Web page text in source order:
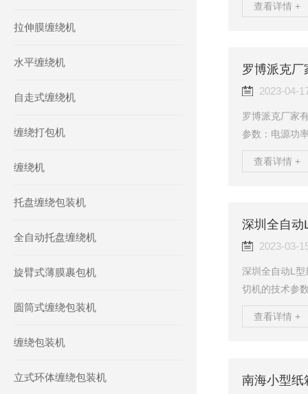
拉伸膜缠绕机
水平缠绕机
自走式缠绕机
缠绕打包机
缠绕机
托盘缠绕包装机
全自动托盘缠绕机
旋臂式薄膜裹包机
圆筒式缠绕包装机
缠绕包装机
立式环体缠绕包装机
到1毫秒，更
m，也可特殊
45度。湿度1...
查看详情 +
罗博派克厂
2023-04-
罗博派克厂家
参数：电源功
间：0-30秒薄
透明玻璃胶罩
查看详情 +
深圳全自动
2023-03-
深圳全自动L
切机的技术参
度（件/分钟
装置和手动调
查看详情 +
南海小型纸